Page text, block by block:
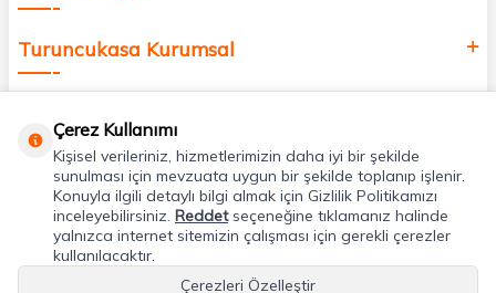
Turuncukasa Kurumsal
Uygulamalarımız
Adres & İletişim
Çerez Kullanımı
Kişisel verileriniz, hizmetlerimizin daha iyi bir şekilde
sunulması için mevzuata uygun bir şekilde toplanıp işlenir.
Konuyla ilgili detaylı bilgi almak için Gizlilik Politikamızı
inceleyebilirsiniz. Reddetseçeneğine tıklamanız halinde
yalnızca internet sitemizin çalışması için gerekli çerezler
kullanılacaktır.
Çerezleri Özelleştir